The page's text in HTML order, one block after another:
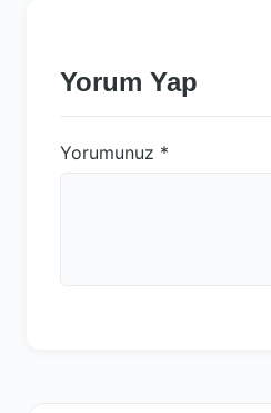
Yorum Yap
Yorumunuz *